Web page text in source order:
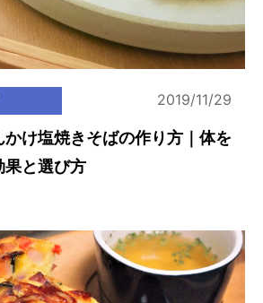
2019/11/29
け塩焼きそばの作り方｜体を
果と選び方